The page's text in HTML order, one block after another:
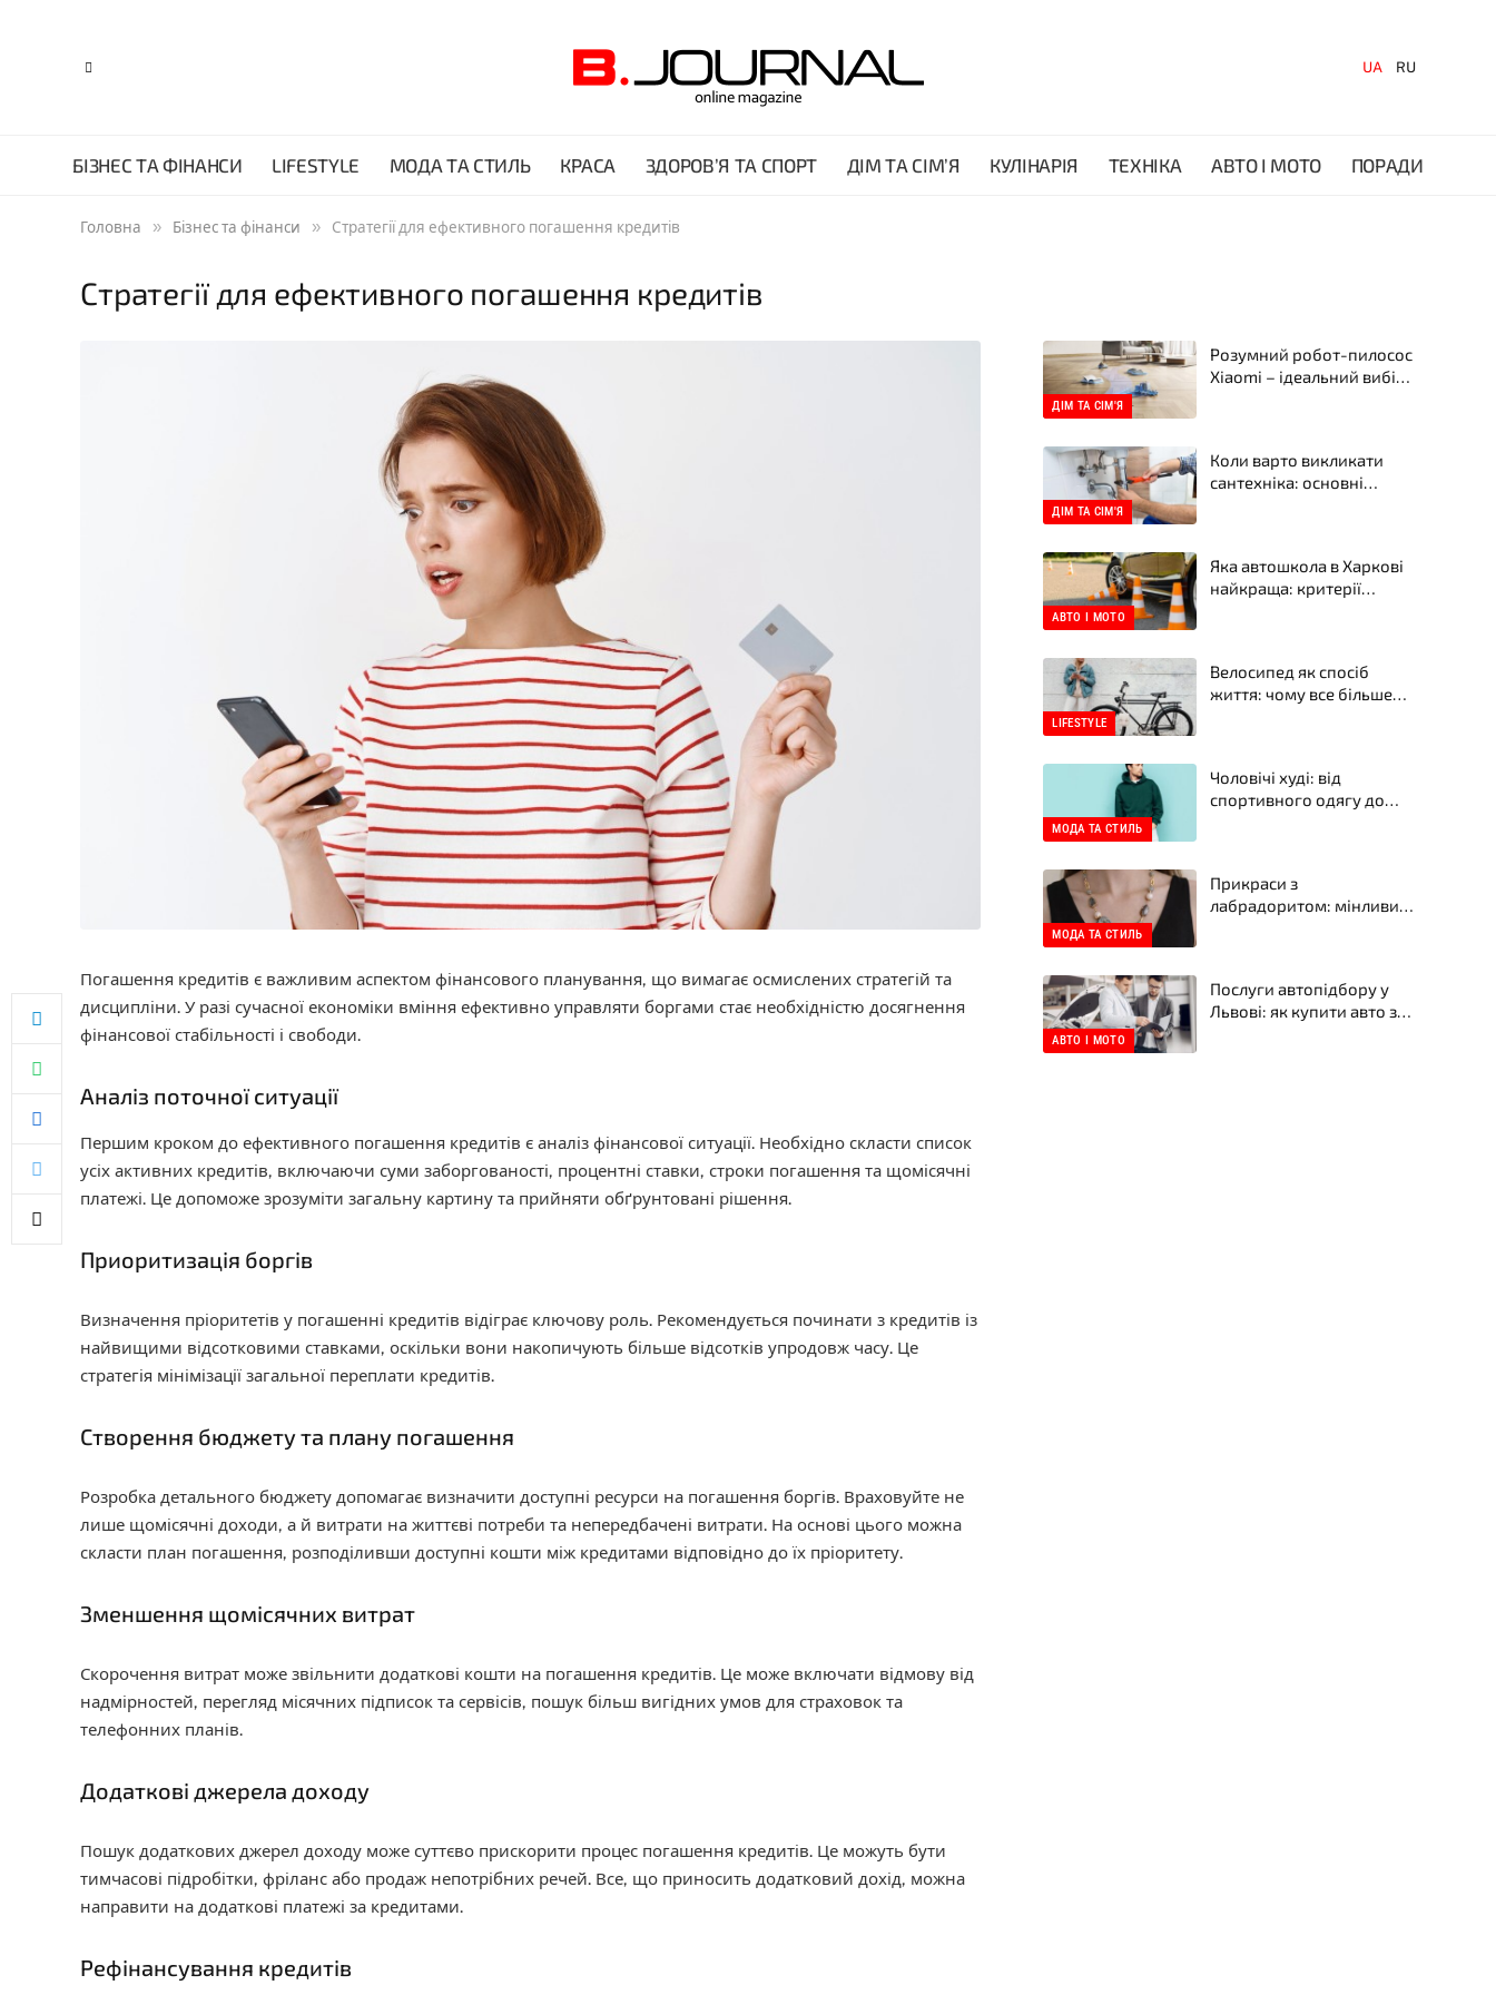
UA RU
БІЗНЕС ТА ФІНАНСИ LIFESTYLE МОДА ТА СТИЛЬ КРАСА ЗДОРОВ’Я ТА СПОРТ ДІМ ТА СІМ’Я КУЛІНАРІЯ ТЕХНІКА АВТО І МОТО ПОРАДИ
Головна » Бізнес та фінанси » Стратегії для ефективного погашення кредитів
Стратегії для ефективного погашення кредитів
Погашення кредитів є важливим аспектом фінансового планування, що вимагає осмислених стратегій та
дисципліни. У разі сучасної економіки вміння ефективно управляти боргами стає необхідністю досягнення
фінансової стабільності і свободи.
Аналіз поточної ситуації
Першим кроком до ефективного погашення кредитів є аналіз фінансової ситуації. Необхідно скласти список
усіх активних кредитів, включаючи суми заборгованості, процентні ставки, строки погашення та щомісячні
платежі. Це допоможе зрозуміти загальну картину та прийняти обґрунтовані рішення.
Приоритизація боргів
Визначення пріоритетів у погашенні кредитів відіграє ключову роль. Рекомендується починати з кредитів із
найвищими відсотковими ставками, оскільки вони накопичують більше відсотків упродовж часу. Це
стратегія мінімізації загальної переплати кредитів.
Створення бюджету та плану погашення
Розробка детального бюджету допомагає визначити доступні ресурси на погашення боргів. Враховуйте не
лише щомісячні доходи, а й витрати на життєві потреби та непередбачені витрати. На основі цього можна
скласти план погашення, розподіливши доступні кошти між кредитами відповідно до їх пріоритету.
Зменшення щомісячних витрат
Скорочення витрат може звільнити додаткові кошти на погашення кредитів. Це може включати відмову від
надмірностей, перегляд місячних підписок та сервісів, пошук більш вигідних умов для страховок та
телефонних планів.
Додаткові джерела доходу
Пошук додаткових джерел доходу може суттєво прискорити процес погашення кредитів. Це можуть бути
тимчасові підробітки, фріланс або продаж непотрібних речей. Все, що приносить додатковий дохід, можна
направити на додаткові платежі за кредитами.
Рефінансування кредитів
ДІМ ТА СІМ'Я
Розумний робот-пилосос
Xiaomi – ідеальний вибір
ДІМ ТА СІМ'Я
Коли варто викликати
сантехніка: основні
АВТО І МОТО
Яка автошкола в Харкові
найкраща: критерії
LIFESTYLE
Велосипед як спосіб
життя: чому все більше
МОДА ТА СТИЛЬ
Чоловічі худі: від
спортивного одягу до
МОДА ТА СТИЛЬ
Прикраси з
лабрадоритом: мінливий
АВТО І МОТО
Послуги автопідбору у
Львові: як купити авто з